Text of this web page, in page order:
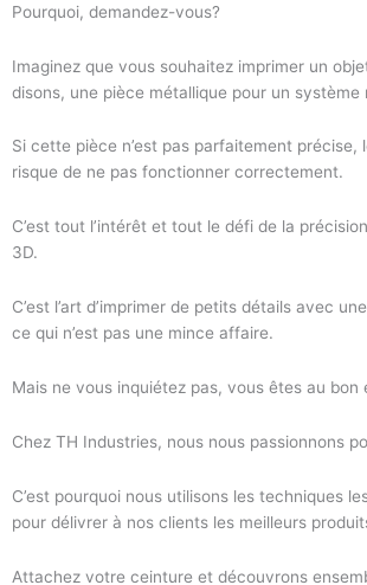
Pourquoi, demandez-vous?
Imaginez que vous souhaitez imprimer un
disons, une pièce métallique pour un système
Si cette pièce n’est pas parfaitement précise,
risque de ne pas fonctionner correctement.
C’est tout l’intérêt et tout le défi de la
3D.
C’est l’art d’imprimer de petits détails avec
ce qui n’est pas une mince affaire.
Mais ne vous inquiétez pas, vous êtes au bon
Chez TH Industries, nous nous passionnons
C’est pourquoi nous utilisons les techniques
pour délivrer à nos clients les meilleurs
Attachez votre ceinture et découvrons